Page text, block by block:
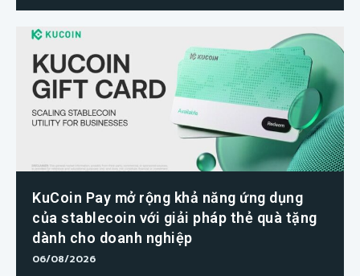
KuCoin Pay mở rộng khả năng ứng dụng
của stablecoin với giải pháp thẻ quà tặng
dành cho doanh nghiệp
06/08/2026